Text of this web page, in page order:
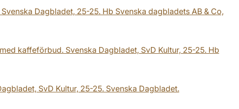
Dagbladet, 25-25. Hb Svenska dagbladets AB & Co,
kaffeförbud. Svenska Dagbladet, SvD Kultur, 25-25. Hb
SvD Kultur, 25-25. Svenska Dagbladet.